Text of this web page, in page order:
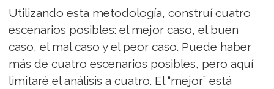
Utilizando esta metodología, construí cuatro
escenarios posibles: el mejor caso, el buen
caso, el mal caso y el peor caso. Puede haber
más de cuatro escenarios posibles, pero aquí
limitaré el análisis a cuatro. El “mejor” está